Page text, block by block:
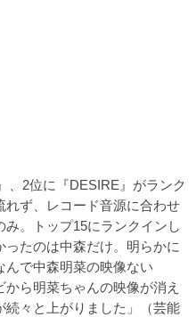
、2位に『DESIRE』がランク
れず、レコード音源に合わせ
。トップ15にランクインし
たのは中森だけ。明らかに
で中森明菜の映像ない
ら明菜ちゃんの映像が消え
続々と上がりました」（芸能